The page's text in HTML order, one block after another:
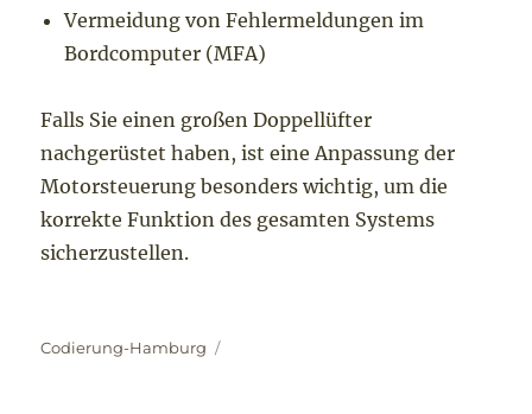
Vermeidung von Fehlermeldungen im
Bordcomputer (MFA)
Falls Sie einen großen Doppellüfter
nachgerüstet haben, ist eine Anpassung der
Motorsteuerung besonders wichtig, um die
korrekte Funktion des gesamten Systems
sicherzustellen.
Autor
Codierung-Hamburg